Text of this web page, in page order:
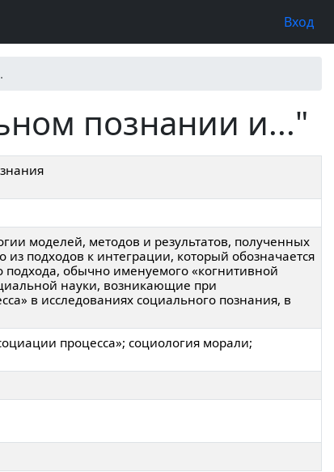
Вход
познании и..."
моделей, методов и результатов, полученных
подходов к интеграции, который обозначается
подхода, обычно именуемого «когнитивной
науки, возникающие при
в исследованиях социального познания, в
процесса»; социология морали;